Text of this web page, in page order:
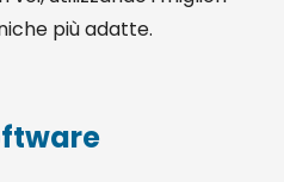
più adatte.